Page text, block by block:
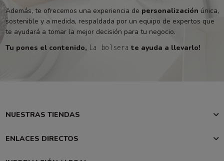
Además, te ofrecemos una experiencia de personalización única,
sostenible y a medida, respaldada por un equipo de expertos que
te ayudará a tomar la mejor decisión para tu negocio.
Tu pones el contenido, La bolsera te ayuda a llevarlo!
NUESTRAS TIENDAS
ENLACES DIRECTOS